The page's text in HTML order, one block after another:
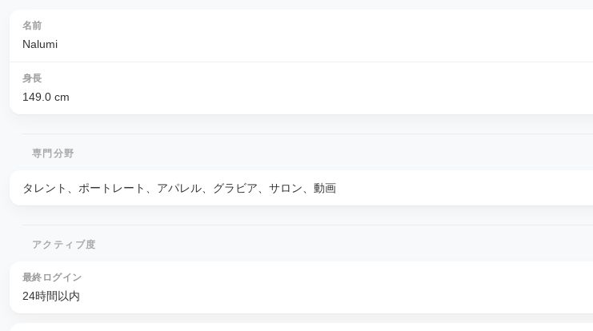
名前
Nalumi
身長
149.0 cm
専門分野
タレント、ポートレート、アパレル、グラビア、サロン、動画
アクティブ度
最終ログイン
24時間以内